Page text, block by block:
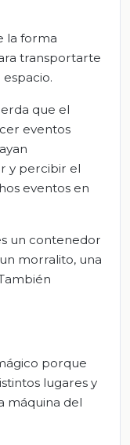
la forma
transportarte
que el
eventos
y percibir el
eventos en
un contenedor
morralito, una
porque
lugares y
máquina del